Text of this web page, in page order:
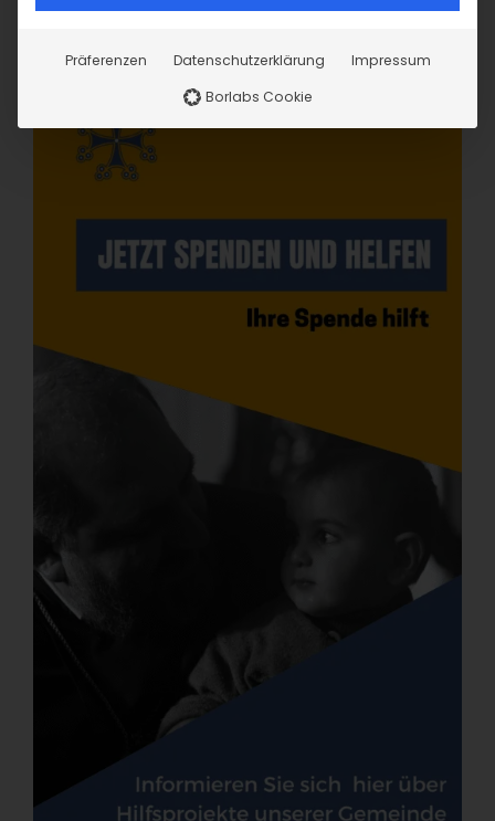
Präferenzen Datenschutzerklärung
Impressum
Borlabs Cookie